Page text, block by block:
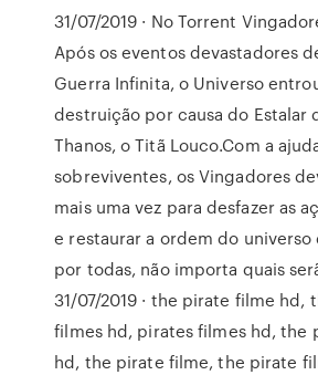
31/07/2019 · No Torrent
Após os eventos devastadores
Guerra Infinita, o Universo
destruição por causa do Estalar
Thanos, o Titã Louco.Com a
sobreviventes, os Vingadores
mais uma vez para desfazer as
e restaurar a ordem do universo
por todas, não importa quais
31/07/2019 · the pirate filme hd,
filmes hd, pirates filmes hd, the
hd, the pirate filme, the pirate